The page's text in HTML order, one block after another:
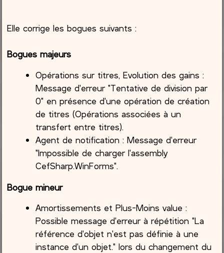
Elle corrige les bogues suivants :
Bogues majeurs
Opérations sur titres, Evolution des gains :
Message d'erreur "Tentative de division par
0" en présence d'une opération de création
de titres (Opérations associées à un
transfert entre titres).
Agent de notification : Message d'erreur
"Impossible de charger l'assembly
CefSharp.WinForms".
Bogue mineur
Amortissements et Plus-Moins value :
Possible message d'erreur à répétition "La
référence d'objet n'est pas définie à une
instance d'un objet." lors du changement du